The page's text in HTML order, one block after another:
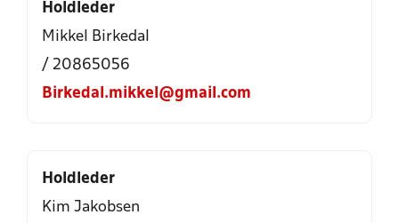
Holdleder
Mikkel Birkedal
/ 20865056
Birkedal.mikkel@gmail.com
Holdleder
Kim Jakobsen